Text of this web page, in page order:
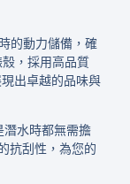
的動力儲備，確
，採用高品質
出卓越的品味與
潛水時都無需擔
抗刮性，為您的